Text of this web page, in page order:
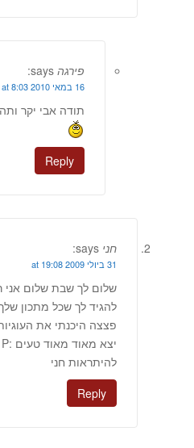
פירגה says:
16 במאי 2010 at 8:03
תודה אבי יקר
Reply
חני says:
31 ביולי 2009 at 19:08
שלום לך שבת שלום אני
להגיד לך שכל מתכון שלך
פצצה היכנתי את
יצא מאוד מאוד טעים :P
להיתראות חני
Reply